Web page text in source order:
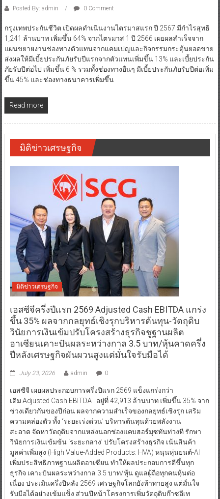
Posted By: admin 0 Comment
กรุงเทพประกันชีวิต เปิดผลดำเนินงานไตรมาสแรก ปี 2567 มีกำไรสุทธิ
1,241 ล้านบาท เพิ่มขึ้น 64% จากไตรมาส 1 ปี 2566 เผยผลสำเร็จจาก
แผนขยายงานช่องทางตัวแทนจากแคมเปญและกิจกรรมกระตุ้นยอดขาย
ส่งผลให้มีเบี้ยประกันภัยรับปีแรกจากตัวแทนเพิ่มขึ้น 13% และเบี้ยประกัน
ภัยรับปีต่อไป เพิ่มขึ้น 6 % รวมทั้งช่องทางอื่นๆ มีเบี้ยประกันภัยรับปีต่อเพิ่ม
ขึ้น 45% และช่องทางธนาคารเพิ่มขึ้น
Read more
มิติข่าวเศรษฐกิจ
มิติข่าวเศรษฐกิจ
เอสซีจีครึ่งปีแรก 2569 Adjusted Cash EBITDA แกร่ง
ขึ้น 35% ผลจากกลยุทธ์เชิงรุกบริหารต้นทุน-วัตถุดิบ
วินัยการเงินเข้มปรับโครงสร้างธุรกิจชูฐานผลิต
อาเซียนเคาะปันผลระหว่างกาล 3.5 บาท/หุ้นคาดครึ่ง
ปีหลังเศรษฐกิจผันผวนสูงแต่มั่นใจรับมือได้
July 23, 2026 admin 0
เอสซีจี เผยผลประกอบการครึ่งปีแรก 2569 แข็งแกร่งกว่า
เดิม Adjusted Cash EBITDA อยู่ที่ 42,913 ล้านบาท เพิ่มขึ้น 35% จาก
ช่วงเดียวกันของปีก่อน ผลจากความสำเร็จของกลยุทธ์เชิงรุก เสริม
ความคล่องตัว ทั้ง ‘ระยะเร่งด่วน’ บริหารต้นทุนด้วยพลังงาน
สะอาด จัดหาวัตถุดิบจากแหล่งนอกช่องแคบฮอร์มุซทันท่วงที รักษา
วินัยการเงินเข้มข้น ‘ระยะกลาง’ ปรับโครงสร้างธุรกิจ เน้นสินค้า
มูลค่าเพิ่มสูง (High Value-Added Products: HVA) หนุนหุ่นยนต์-AI
เพิ่มประสิทธิภาพฐานผลิตอาเซียน ทำให้ผลประกอบการดีขึ้นทุก
ธุรกิจ เคาะปันผลระหว่างกาล 3.5 บาท/หุ้น ดูแลผู้ถือทุกคนหุ้นต่อ
เนื่อง ประเมินครึ่งปีหลัง 2569 เศรษฐกิจโลกยังท้าทายสูง แต่มั่นใจ
รับมือได้อย่างเข้มแข็ง ส่วนปีหน้าโครงการเพิ่มวัตถุดิบก๊าซอีเท